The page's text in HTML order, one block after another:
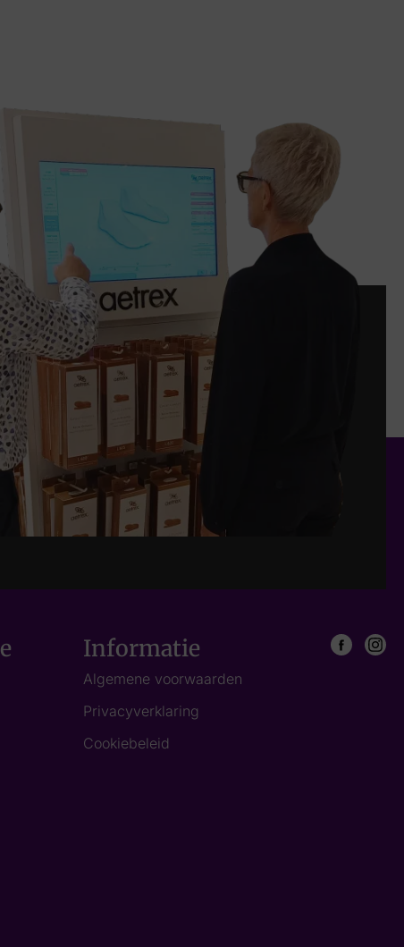
Informatie
Algemene voorwaarden
Privacyverklaring
Cookiebeleid